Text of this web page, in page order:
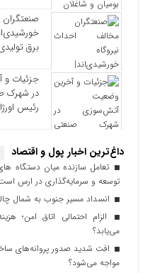
صنعتگران
برق
جزئیات
در شهرک
رئیس
داغ‌ترین اخبار پول و اقتصاد
تعامل سازنده میان دستگاه‌
توسعه و سرمایه‌گذاری در ارس
انسداد مسیر جنوب به شمال
الزام احتمالی اتاق امن؛
می‌یابد؟
افت شدید صدور پروانه‌های
مواجه می‌شود؟